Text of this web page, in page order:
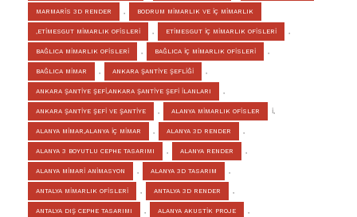
MARMARİS 3D RENDER , BODRUM MİMARLIK VE İÇ MİMARLIK
,ETİMESGUT MİMARLIK OFİSLERİ , ETİMESGUT İÇ MİMARLIK OFİSLERİ ,
BAĞLICA MİMARLIK OFİSLERİ , BAĞLICA İÇ MİMARLIK OFİSLERİ ,
BAĞLICA MİMAR , ANKARA ŞANTİYE ŞEFLİĞİ ,
ANKARA ŞANTİYE ŞEFİ,ANKARA ŞANTİYE ŞEFİ İLANLARI ,
ANKARA ŞANTİYE ŞEFİ VE ŞANTİYE , ALANYA MİMARLIK OFİSLER İ,
ALANYA MİMAR,ALANYA İÇ MİMAR , ALANYA 3D RENDER ,
ALANYA 3 BOYUTLU CEPHE TASARIMI , ALANYA RENDER ,
ALANYA MİMARİ ANİMASYON , ALANYA 3D TASARIM ,
ANTALYA MİMARLIK OFİSLERİ , ANTALYA 3D RENDER ,
ANTALYA DIŞ CEPHE TASARIMI , ALANYA AKUSTİK PROJE ,